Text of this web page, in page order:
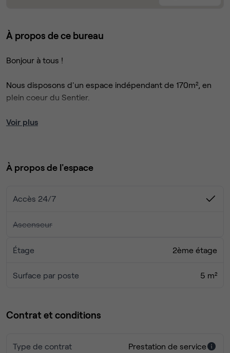
À propos de ce bureau
Bonjour à tous !
Nous disposons d'un espace indépendant de 170m², en
plein coeur du Sentier.
comprises).
Voir plus
À propos de l'espace
Accès 24/7
Ascenseur
Étage 2ème étage
Surface par poste 5 m²
Contrat et conditions
Type de contrat Prestation de service